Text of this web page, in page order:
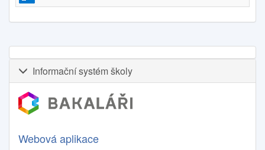
Informační systém školy
Webová aplikace